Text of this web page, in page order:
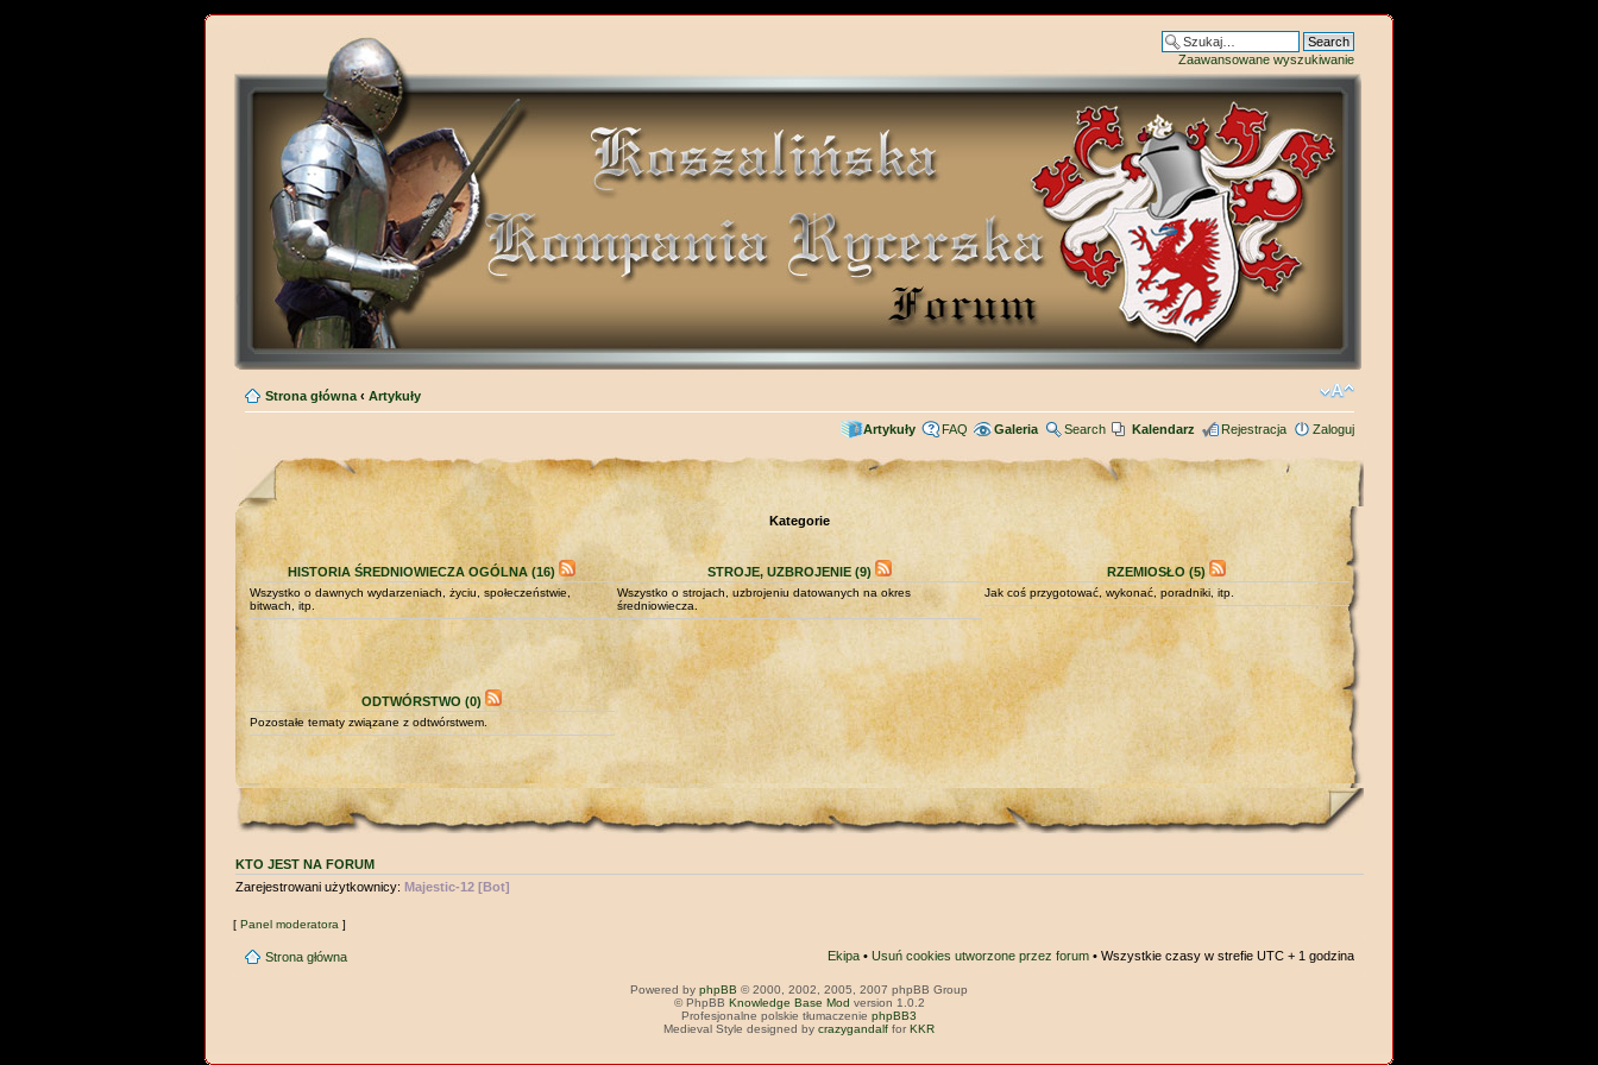
Zaawansowane wyszukiwanie
Strona główna ‹ Artykuły
Artykuły FAQ Galeria Search Kalendarz Rejestracja Zaloguj
Kategorie
HISTORIA ŚREDNIOWIECZA OGÓLNA (16)
Wszystko o dawnych wydarzeniach, życiu, społeczeństwie,
bitwach, itp.
STROJE, UZBROJENIE (9)
Wszystko o strojach, uzbrojeniu datowanych na okres
średniowiecza.
RZEMIOSŁO (5)
Jak coś przygotować, wykonać, poradniki, itp.
ODTWÓRSTWO (0)
Pozostałe tematy związane z odtwórstwem.
KTO JEST NA FORUM
Zarejestrowani użytkownicy: Majestic-12 [Bot]
[ Panel moderatora ]
Strona główna Ekipa• Usuń cookies utworzone przez forum• Wszystkie czasy w strefie UTC + 1 godzina
Powered by phpBB © 2000, 2002, 2005, 2007 phpBB Group
© PhpBB Knowledge Base Mod version 1.0.2
Profesjonalne polskie tłumaczenie phpBB3
Medieval Style designed by crazygandalf for KKR